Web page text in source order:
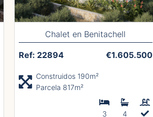
Chalet en Benitachell
Ref: 22894 €1.605.500
Construidos 190m²
Parcela 817m²
3 4